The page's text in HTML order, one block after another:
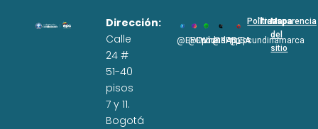
Dirección:
Calle
24 #
51-40
pisos
7 y 11.
Bogotá
@EPCundi
@Epcundi
WhatsApp
@EPC_SA
@Epcundinamarca
Políticas
Transparencia
Mapa
del
sitio